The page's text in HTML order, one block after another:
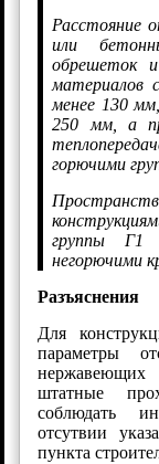
Расстояние
или
обрешеток
материалов
менее 130
250 мм, а
горючими
группы Г1
негорючими
Разъяснения
Для
параметры
штатные
соблюдать
отсутвии
пункта